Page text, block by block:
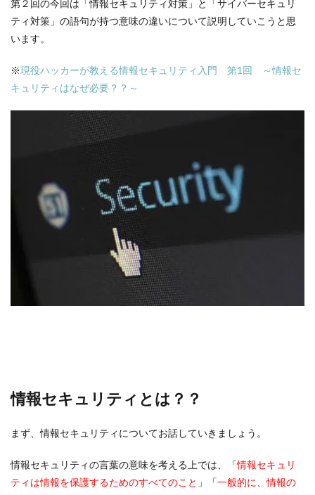
第２回の今回は「情報セキュリティ対策」と「サイバーセキュリ
ティ対策」の語句が持つ意味の違いについて説明していこうと思
います。
※現役ハッカーが教える情報セキュリティ入門 第1回 ～情報セ
キュリティはなぜ必要？？～
情報セキュリティとは？？
まず、情報セキュリティについてお話していきましょう。
情報セキュリティの言葉の意味を考える上では、「情報セキュリ
ティは情報を保護するためのすべてのこと 」「一般的に、情報の